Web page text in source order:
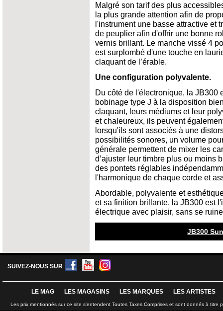
Malgré son tarif des plus
la plus grande attention afin de
l'instrument une basse attractive et
de peuplier afin d'offrir une bonne
vernis brillant. Le manche vissé 4
est surplombé d'une touche en
claquant de l’érable.
Une configuration polyvalente.
Du côté de l'électronique, la JB300
bobinage type J à la disposition
claquant, leurs médiums et leur
et chaleureux, ils peuvent
lorsqu'ils sont associés à une
possibilités sonores, un volume
générale permettent de mixer les
d’ajuster leur timbre plus ou moins
des pontets réglables
l'harmonique de chaque corde et
Abordable, polyvalente et
et sa finition brillante, la JB300 est
électrique avec plaisir, sans se
JB300
SUIVEZ-NOUS SUR
LE MAG LES MAGASINS LES MARQUES LES ARTISTES
Les prix mentionnés sur ce site s'entendent Toutes Taxes Comprises et sont donnés à